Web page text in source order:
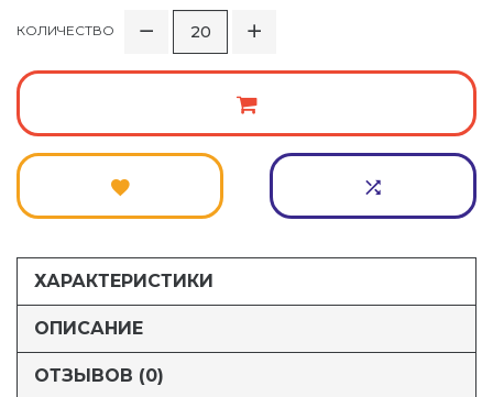
КОЛИЧЕСТВО
ХАРАКТЕРИСТИКИ
ОПИСАНИЕ
ОТЗЫВОВ (0)